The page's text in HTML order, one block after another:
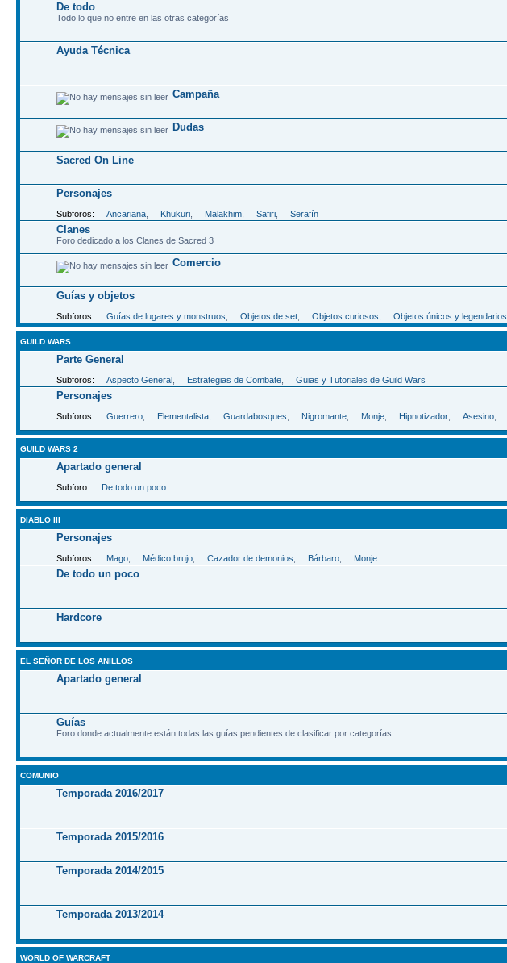
De todo
Todo lo que no entre en las otras categorías
Ayuda Técnica
Campaña
Dudas
Sacred On Line
Personajes
Subforos: Ancariana Khukuri Malakhim Safiri Serafín
Clanes
Foro dedicado a los Clanes de Sacred 3
Comercio
Guías y objetos
Subforos: Guías de lugares y monstruos Objetos de set Objetos curiosos Objetos únicos y legendarios
GUILD WARS
Parte General
Subforos: Aspecto General Estrategias de Combate Guias y Tutoriales de Guild Wars
Personajes
Subforos: Guerrero Elementalista Guardabosques Nigromante Monje Hipnotizador Asesino
GUILD WARS 2
Apartado general
Subforo: De todo un poco
DIABLO III
Personajes
Subforos: Mago Médico brujo Cazador de demonios Bárbaro Monje
De todo un poco
Hardcore
EL SEÑOR DE LOS ANILLOS
Apartado general
Guías
Foro donde actualmente están todas las guías pendientes de clasificar por categorías
COMUNIO
Temporada 2016/2017
Temporada 2015/2016
Temporada 2014/2015
Temporada 2013/2014
WORLD OF WARCRAFT